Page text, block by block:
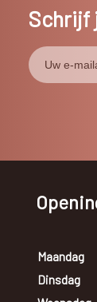
Schrijf
Maandag
Dinsdag